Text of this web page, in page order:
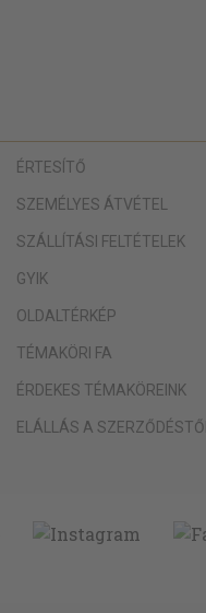
ÉRTESÍTŐ
SZEMÉLYES ÁTVÉTEL
SZÁLLÍTÁSI FELTÉTELEK
GYIK
OLDALTÉRKÉP
TÉMAKÖRI FA
ÉRDEKES TÉMAKÖREINK
ELÁLLÁS A SZERZŐDÉSTŐL